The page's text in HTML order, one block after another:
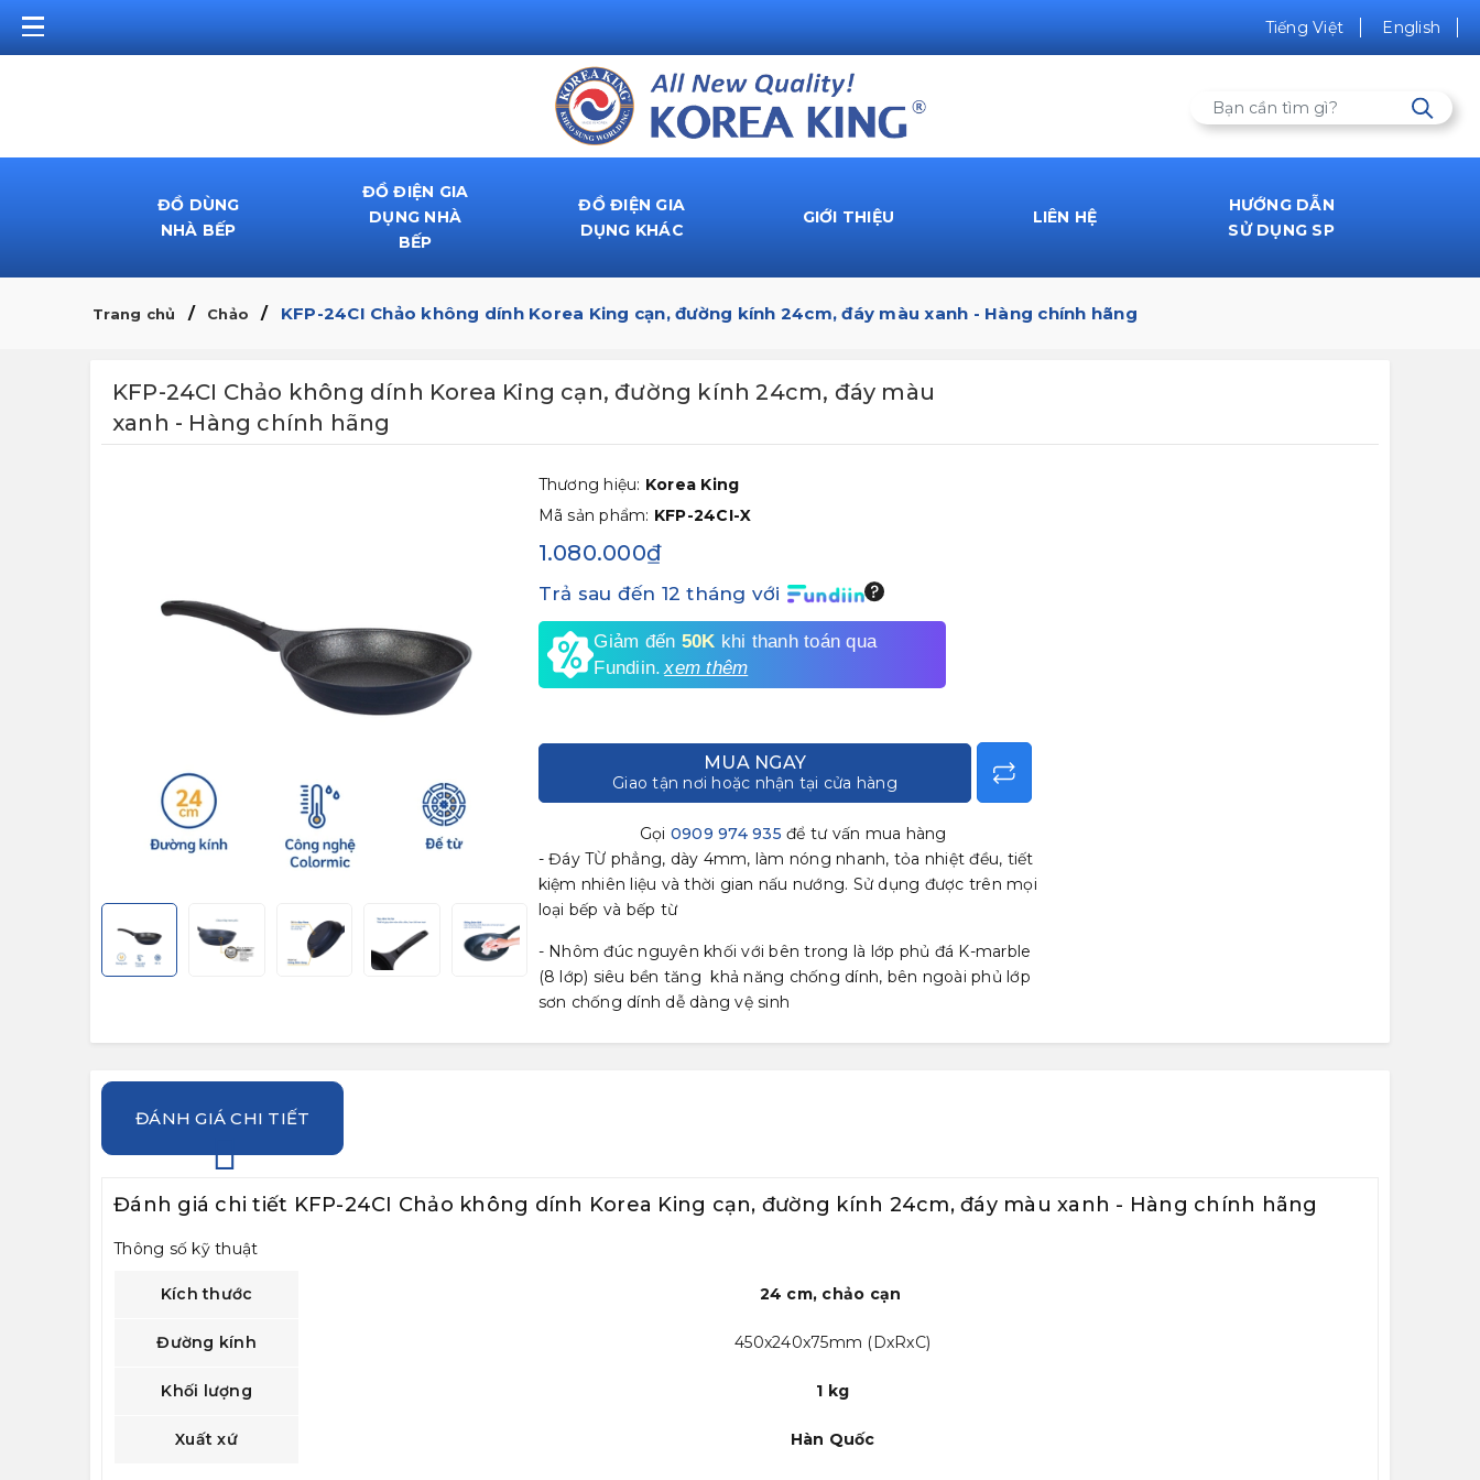
Tiếng Việt English
ĐỒ DÙNG
NHÀ BẾP
ĐỒ ĐIỆN GIA
DỤNG NHÀ
BẾP
ĐỒ ĐIỆN GIA
DỤNG KHÁC
GIỚI THIỆU LIÊN HỆ
HƯỚNG DẪN
SỬ DỤNG SP
Trang chủ Chảo KFP-24CI Chảo không dính Korea King cạn, đường kính 24cm, đáy màu xanh - Hàng chính hãng
KFP-24CI Chảo không dính Korea King cạn, đường kính 24cm, đáy màu
xanh - Hàng chính hãng
Thương hiệu: Korea King
Mã sản phẩm: KFP-24CI-X
1.080.000₫
Trả sau đến 12 tháng với
Giảm đến 50K khi thanh toán qua
Fundiin. xem thêm
MUA NGAY
Giao tận nơi hoặc nhận tại cửa hàng
Gọi 0909 974 935 để tư vấn mua hàng
- Đáy TỪ phẳng, dày 4mm, làm nóng nhanh, tỏa nhiệt đều, tiết
kiệm nhiên liệu và thời gian nấu nướng. Sử dụng được trên mọi
loại bếp và bếp từ
- Nhôm đúc nguyên khối với bên trong là lớp phủ đá K-marble
(8 lớp) siêu bền tăng khả năng chống dính, bên ngoài phủ lớp
sơn chống dính dễ dàng vệ sinh
ĐÁNH GIÁ CHI TIẾT
Đánh giá chi tiết KFP-24CI Chảo không dính Korea King cạn, đường kính 24cm, đáy màu xanh - Hàng chính hãng
Thông số kỹ thuật
Kích thước 24 cm, chảo cạn
Đường kính 450x240x75mm (DxRxC)
Khối lượng 1 kg
Xuất xứ Hàn Quốc